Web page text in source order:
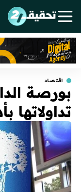
اقتصاد
بورصة
تداولاتها